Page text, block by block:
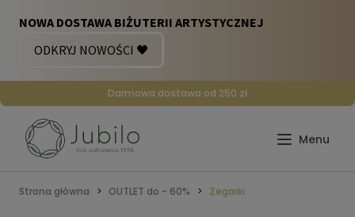
Darmowa dostawa od 250 zł
Strona główna OUTLET do - 60% Zegarki